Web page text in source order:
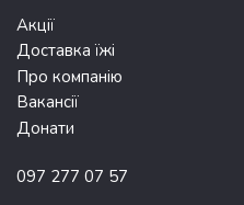
Акції
Доставка їжі
Про компанію
Вакансії
Донати
097 277 07 57